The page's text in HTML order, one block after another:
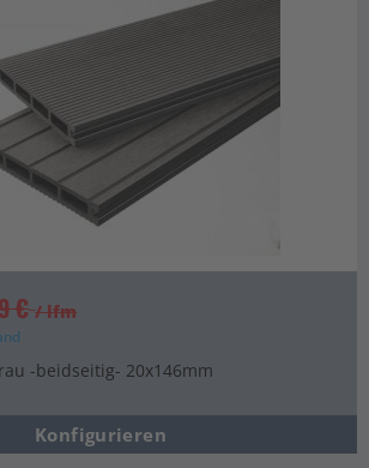
€ / lfm
-beidseitig- 20x146mm
Konfigurieren